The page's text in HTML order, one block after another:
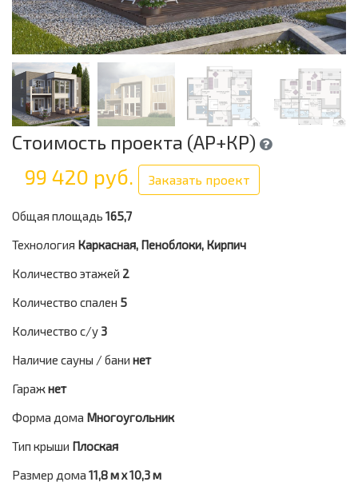
Стоимость проекта (АР+КР)
99 420 руб. Заказать проект
Общая площадь 165,7
Технология Каркасная, Пеноблоки, Кирпич
Количество этажей 2
Количество спален 5
Количество с/у 3
Наличие сауны / бани нет
Гаражнет
Форма дома Многоугольник
Тип крыши Плоская
Размер дома 11,8 м х 10,3 м